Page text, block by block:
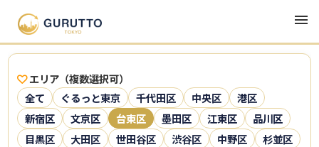
エリア（複数選択可）
全て
ぐるっと東京 千代田区 中央区
港区
新宿区
文京区 台東区 墨田区 江東区
品川区
目黒区
大田区 世田谷区 渋谷区 中野区
杉並区